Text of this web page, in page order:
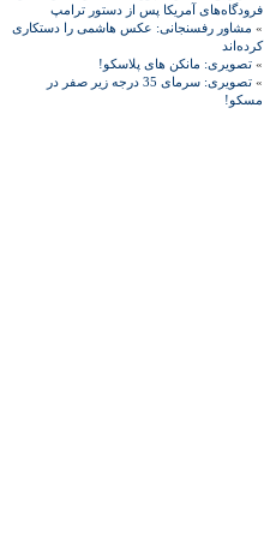
فرودگاه‌های آمریکا پس از دستور ترامپ
» مشاور رفسنجانی: عکس هاشمی را دستکاری
کرده‌اند
» تصویری: مانکن های پلاسکو!
»
تصویری: سرمای 35 درجه زیر صفر در
مسکو!